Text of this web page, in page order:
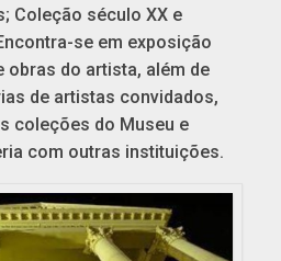
Coleção século XX e
se em exposição
obras do artista, além de
de artistas convidados,
coleções do Museu e
com outras instituições.